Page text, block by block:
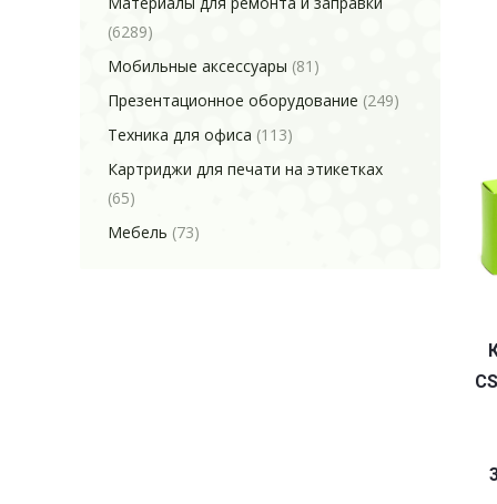
(6289)
Мобильные аксессуары (81)
Презентационное оборудование (249)
Техника для офиса (113)
Картриджи для печати на этикетках
(65)
Мебель (73)